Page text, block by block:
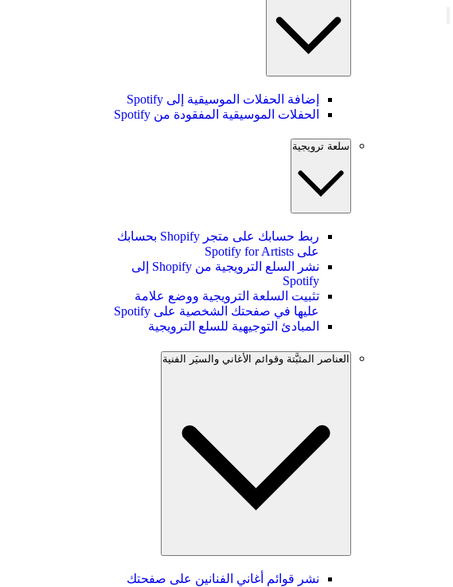
إضافة الحفلات الموسيقية إلى Spotify
الحفلات الموسيقية المفقودة من Spotify
سلعة ترويجية
ربط حسابك على متجر Shopify بحسابك
على Spotify for Artists
نشر السلع الترويجية من Shopify إلى
Spotify
تثبيت السلعة الترويجية ووضع علامة
عليها في صفحتك الشخصية على Spotify
المبادئ التوجيهية للسلع الترويجية
العناصر المثبَّتة وقوائم الأغاني والسيَر الفنية
نشر قوائم أغاني الفنانين على صفحتك